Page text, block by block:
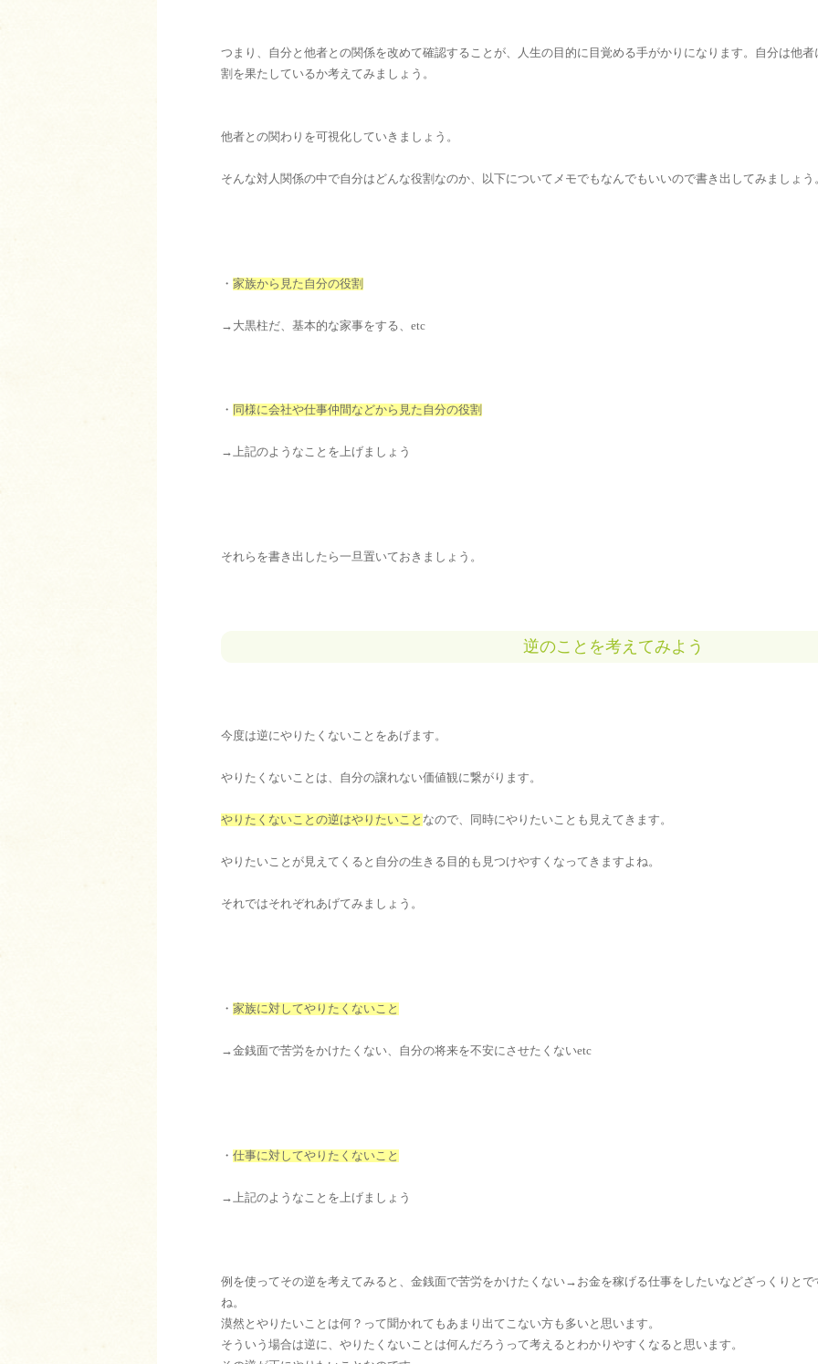
つまり、自分と他者との関係を改めて確認することが、人生の目的に目覚める手がかりになります。自分は他
割を果たしているか考えてみましょう。
他者との関わりを可視化していきましょう。
そんな対人関係の中で自分はどんな役割なのか、以下についてメモでもなんでもいいので書き出してみましょう
・ 家族から見た自分の役割
→大黒柱だ、基本的な家事をする、etc
・ 同様に会社や仕事仲間などから見た自分の役割
→上記のようなことを上げましょう
それらを書き出したら一旦置いておきましょう。
逆のことを考えてみよう
今度は逆にやりたくないことをあげます。
やりたくないことは、自分の譲れない価値観に繋がります。
やりたくないことの逆はやりたいこと なので、同時にやりたいことも見えてきます。
やりたいことが見えてくると自分の生きる目的も見つけやすくなってきますよね。
それではそれぞれあげてみましょう。
・ 家族に対してやりたくないこと
→金銭面で苦労をかけたくない、自分の将来を不安にさせたくないetc
・ 仕事に対してやりたくないこと
→上記のようなことを上げましょう
例を使ってその逆を考えてみると、金銭面で苦労をかけたくない→お金を稼げる仕事をしたいなどざっくりと
ね。
漠然とやりたいことは何？って聞かれてもあまり出てこない方も多いと思います。
そういう場合は逆に、やりたくないことは何んだろうって考えるとわかりやすくなると思います。